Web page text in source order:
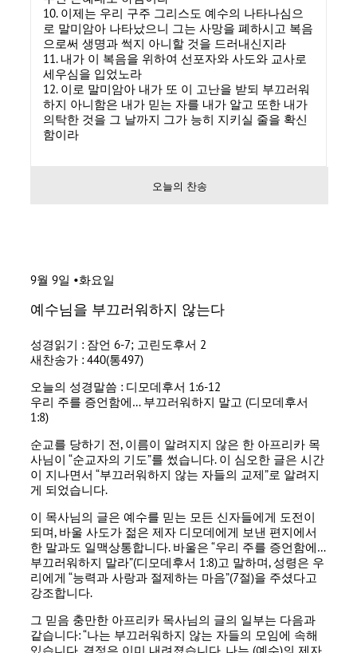
10. 이제는 우리 구주 그리스도 예수의 나타나심으
로 말미암아 나타났으니 그는 사망을 폐하시고 복음
으로써 생명과 썩지 아니할 것을 드러내신지라
11. 내가 이 복음을 위하여 선포자와 사도와 교사로
세우심을 입었노라
12. 이로 말미암아 내가 또 이 고난을 받되 부끄러워
하지 아니함은 내가 믿는 자를 내가 알고 또한 내가
의탁한 것을 그 날까지 그가 능히 지키실 줄을 확신
함이라
오늘의 찬송
9월 9일 •화요일
예수님을 부끄러워하지 않는다
성경읽기 : 잠언 6-7; 고린도후서 2
새찬송가 : 440(통497)
오늘의 성경말씀 : 디모데후서 1:6-12
우리 주를 증언함에… 부끄러워하지 말고 (디모데후서
1:8)
순교를 당하기 전, 이름이 알려지지 않은 한 아프리카 목
사님이 “순교자의 기도”를 썼습니다. 이 심오한 글은 시간
이 지나면서 “부끄러워하지 않는 자들의 교제”로 알려지
게 되었습니다.
이 목사님의 글은 예수를 믿는 모든 신자들에게 도전이
되며, 바울 사도가 젊은 제자 디모데에게 보낸 편지에서
한 말과도 일맥상통합니다. 바울은 “우리 주를 증언함에…
부끄러워하지 말라”(디모데후서 1:8)고 말하며, 성령은 우
리에게 “능력과 사랑과 절제하는 마음”(7절)을 주셨다고
강조합니다.
그 믿음 충만한 아프리카 목사님의 글의 일부는 다음과
같습니다: “나는 부끄러워하지 않는 자들의 모임에 속해
있습니다. 결정은 이미 내려졌습니다. 나는 (예수)의 제자